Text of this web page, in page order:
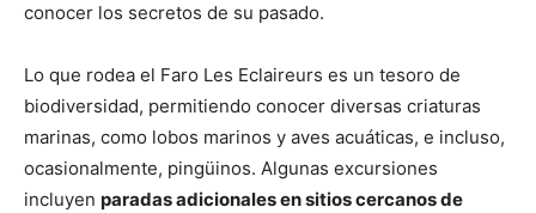
conocer los secretos de su pasado.
Lo que rodea el Faro Les Eclaireurs es un tesoro de
biodiversidad, permitiendo conocer diversas criaturas
marinas, como lobos marinos y aves acuáticas, e incluso,
ocasionalmente, pingüinos. Algunas excursiones
incluyen paradas adicionales en sitios cercanos de